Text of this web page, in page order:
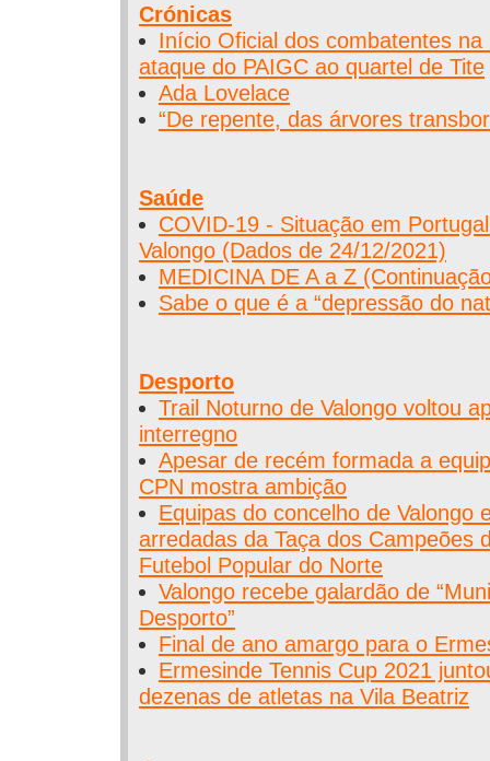
Crónicas
Início Oficial dos combatentes na
ataque do PAIGC ao quartel de Tite
Ada Lovelace
“De repente, das árvores
Saúde
COVID-19 - Situação em
Valongo (Dados de 24/12/2021)
MEDICINA DE A a Z
Sabe o que é a “depressão do
Desporto
Trail Noturno de Valongo voltou
interregno
Apesar de recém formada a
CPN mostra ambição
Equipas do concelho de Valongo
arredadas da Taça dos Campeões
Futebol Popular do Norte
Valongo recebe galardão de
Desporto”
Final de ano amargo para o
Ermesinde Tennis Cup 2021
dezenas de atletas na Vila Beatriz